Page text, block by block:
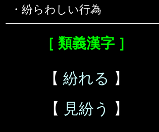
・紛らわしい行為
［ 類義漢字 ］
【 紛れる 】
【 見紛う 】